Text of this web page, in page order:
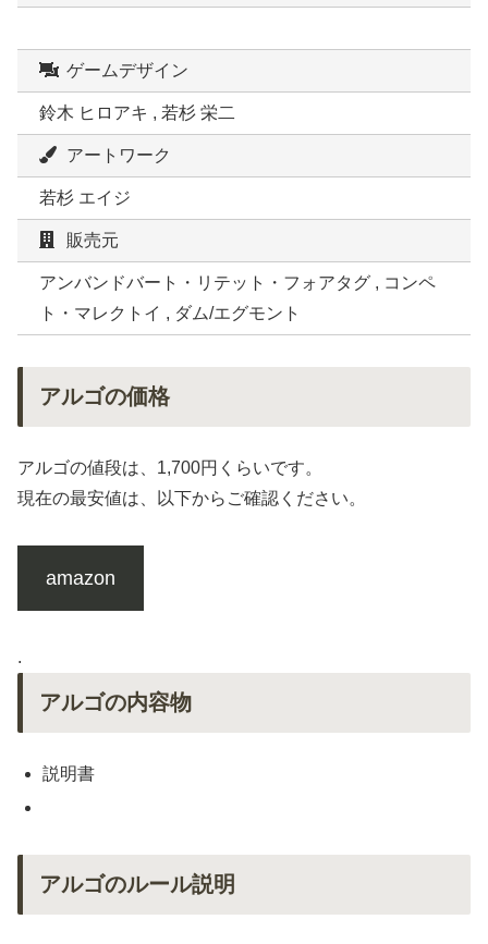
ゲームデザイン
鈴木 ヒロアキ , 若杉 栄二
アートワーク
若杉 エイジ
販売元
アンバンドバート・リテット・フォアタグ , コンペ
ト・マレクトイ , ダム/エグモント
アルゴの価格
アルゴの値段は、1,700円くらいです。
現在の最安値は、以下からご確認ください。
amazon
.
アルゴの内容物
説明書
アルゴのルール説明